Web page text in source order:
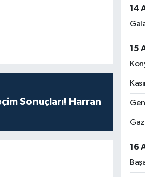
Sonuçları! Harran
14
15
16